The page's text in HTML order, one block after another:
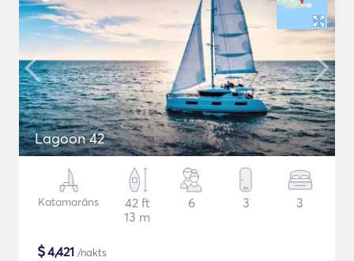
Lagoon 42
Katamarāns
42 ft
13 m
6 3 3
$4,421 /nakts